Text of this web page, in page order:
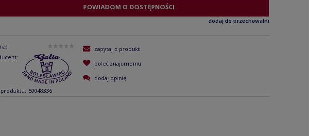
POWIADOM O DOSTĘPNOŚCI
dodaj do przechowalni
produktu: 59048336
zapytaj o produkt
poleć znajomemu
dodaj opinię